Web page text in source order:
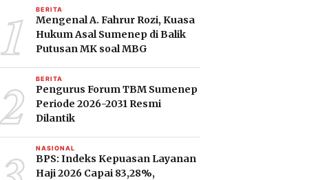
1 BERITA
Mengenal A. Fahrur Rozi, Kuasa
Hukum Asal Sumenep di Balik
Putusan MK soal MBG
2 BERITA
Pengurus Forum TBM Sumenep
Periode 2026-2031 Resmi
Dilantik
NASIONAL
BPS: Indeks Kepuasan Layanan
Haji 2026 Capai 83,28%,